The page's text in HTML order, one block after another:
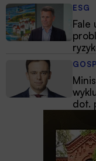
ESG
Fale
dot.